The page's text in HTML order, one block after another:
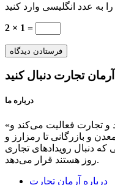
2 × 1 =
درباره ما
«و تجارت فعالیت می‌کند و
و بازرگانی تا رمزارز و
دنبال رویدادهای تجاری
روز هستند قرار می‌دهد.
درباره آرمان تجارت